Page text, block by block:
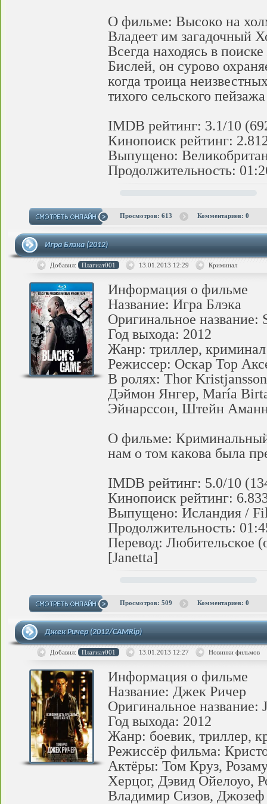
О фильме: Высоко на
Владеет им загадочный
Всегда находясь в
Бислей, он сурово
когда троица
тихого сельского
IMDB рейтинг: 3.1/10
Кинопоиск рейтинг:
Выпущено:
Продолжительность:
Просмотров: 613 Комментариев: 0
Игра Блэка (2012)
Добавил: Плагиат001 13.01.2013 12:29 Криминал
Информация о фильме
Название: Игра Блэка
Оригинальное название:
Год выхода: 2012
Жанр: триллер, криминал
Режиссер: Оскар Тор
В ролях: Thor
Дэймон Янгер, María
Эйнарссон, Штейн
О фильме:
нам о том какова была
IMDB рейтинг: 5.0/10
Кинопоиск рейтинг:
Выпущено: Исландия /
Продолжительность:
Перевод: Любительское
[Janetta]
Просмотров: 509 Комментариев: 0
Джек Ричер (2012/CAMRip)
Добавил: Плагиат001 13.01.2013 12:27 Новинки фильмов
Информация о фильме
Название: Джек Ричер
Оригинальное название:
Год выхода: 2012
Жанр: боевик, триллер,
Режиссёр фильма:
Актёры: Том Круз,
Херцог, Дэвид Ойелоуо,
Владимир Сизов,